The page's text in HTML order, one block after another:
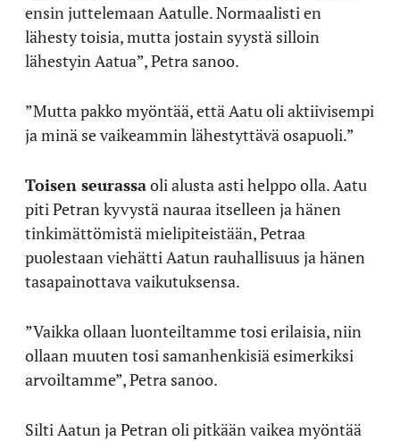
ensin juttelemaan Aatulle. Normaalisti en
lähesty toisia, mutta jostain syystä silloin
lähestyin Aatua”, Petra sanoo.
”Mutta pakko myöntää, että Aatu oli aktiivisempi
ja minä se vaikeammin lähestyttävä osapuoli.”
Toisen seurassaoli alusta asti helppo olla. Aatu
piti Petran kyvystä nauraa itselleen ja hänen
tinkimättömistä mielipiteistään, Petraa
puolestaan viehätti Aatun rauhallisuus ja hänen
tasapainottava vaikutuksensa.
”Vaikka ollaan luonteiltamme tosi erilaisia, niin
ollaan muuten tosi samanhenkisiä esimerkiksi
arvoiltamme”, Petra sanoo.
Silti Aatun ja Petran oli pitkään vaikea myöntää